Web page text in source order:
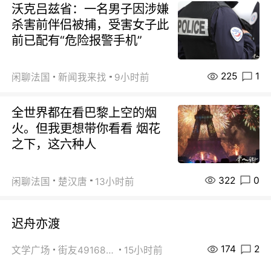
沃克吕兹省：一名男子因涉嫌
杀害前伴侣被捕，受害女子此
前已配有“危险报警手机”
闲聊法国 新闻我来找 9小时前 225 1
全世界都在看巴黎上空的烟
火。但我更想带你看看 烟花
之下，这六种人
闲聊法国 楚汉唐 13小时前 322 0
迟舟亦渡
文学广场 街友49168527 15小时前 174 2